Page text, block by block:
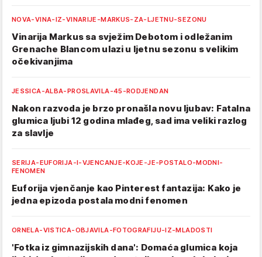
NOVA-VINA-IZ-VINARIJE-MARKUS-ZA-LJETNU-SEZONU
Vinarija Markus sa svježim Debotom i odležanim
Grenache Blancom ulazi u ljetnu sezonu s velikim
očekivanjima
JESSICA-ALBA-PROSLAVILA-45-RODJENDAN
Nakon razvoda je brzo pronašla novu ljubav: Fatalna
glumica ljubi 12 godina mlađeg, sad ima veliki razlog
za slavlje
SERIJA-EUFORIJA-I-VJENCANJE-KOJE-JE-POSTALO-MODNI-
FENOMEN
Euforija vjenčanje kao Pinterest fantazija: Kako je
jedna epizoda postala modni fenomen
ORNELA-VISTICA-OBJAVILA-FOTOGRAFIJU-IZ-MLADOSTI
'Fotka iz gimnazijskih dana': Domaća glumica koja